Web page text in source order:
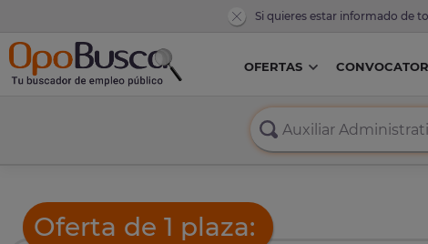
Si quieres estar informado de
OFERTAS
Oferta de 1 plaza: